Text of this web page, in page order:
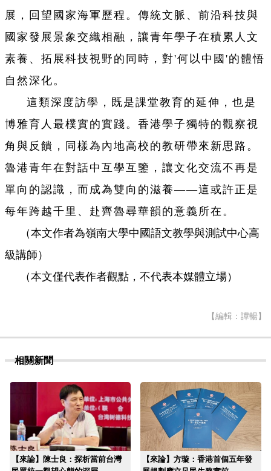
展，回望國家海軍歷程。傳統文脈、前沿科技與
國家發展景象交織相融，讓青年學子在積累人文
素養、拓展科技視野的同時，對'何以中國'的體悟
自然深化。
這類深度訪學，既是課堂教育的延伸，也是
博雅育人最樸實的實踐。香港學子獨特的觀察視
角與反饋，同樣為內地高校的教研帶來新思路。
魯港青年在對話中互學互鑒，讓文化交流不再是
單向的認識，而成為雙向的滋養——這或許正是
每年跨越千里、赴齊魯尋華韻的意義所在。
（本文作者為嶺南大學中國語文教學與測試中心高
級講師）
（本文僅代表作者觀點，不代表本媒體立場）
【編輯：譚暢】
相關新聞
【來論】陳士良：探析當前台灣
【來論】方璇：香港首個五年發